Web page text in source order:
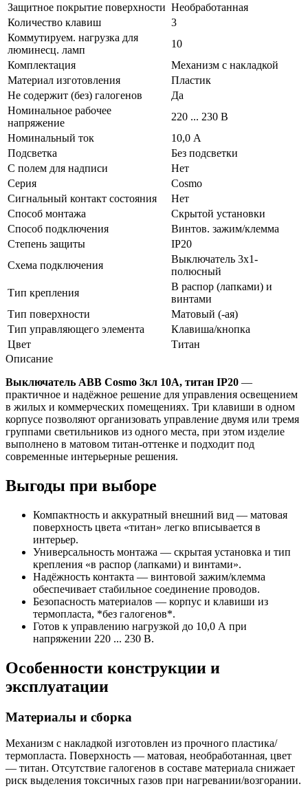
Защитное покрытие поверхности Необработанная
Количество клавиш
3
Коммутируем. нагрузка для
люминесц. ламп
10
Комплектация
Механизм с накладкой
Материал изготовления
Пластик
Не содержит (без) галогенов
Да
Номинальное рабочее
напряжение
220 ... 230 В
Номинальный ток
10,0 А
Подсветка
Без подсветки
С полем для надписи
Нет
Серия
Cosmo
Сигнальный контакт состояния
Нет
Способ монтажа
Скрытой установки
Способ подключения
Винтов. зажим/клемма
Степень защиты
IP20
Схема подключения
Выключатель 3х1-
полюсный
Тип крепления
В распор (лапками) и
винтами
Тип поверхности
Матовый (-ая)
Тип управляющего элемента
Клавиша/кнопка
Цвет
Титан
Описание
Выключатель ABB Cosmo 3кл 10А, титан IP20 —
практичное и надёжное решение для управления освещением
в жилых и коммерческих помещениях. Три клавиши в одном
корпусе позволяют организовать управление двумя или тремя
группами светильников из одного места, при этом изделие
выполнено в матовом титан-оттенке и подходит под
современные интерьерные решения.
Выгоды при выборе
Компактность и аккуратный внешний вид — матовая
поверхность цвета «титан» легко вписывается в
интерьер.
Универсальность монтажа — скрытая установка и тип
крепления «в распор (лапками) и винтами».
Надёжность контакта — винтовой зажим/клемма
обеспечивает стабильное соединение проводов.
Безопасность материалов — корпус и клавиши из
термопласта, *без галогенов*.
Готов к управлению нагрузкой до 10,0 А при
напряжении 220 ... 230 В.
Особенности конструкции и
эксплуатации
Материалы и сборка
Механизм с накладкой изготовлен из прочного пластика/
термопласта. Поверхность — матовая, необработанная, цвет
— титан. Отсутствие галогенов в составе материала снижает
риск выделения токсичных газов при нагревании/возгорании.